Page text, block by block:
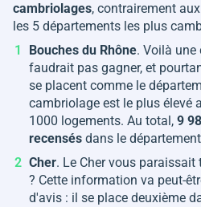
cambriolages, contrairement
les 5 départements les plus
Bouches du Rhône. Voilà
faudrait pas gagner, et
se placent comme le
cambriolage est le plus élevé
1000 logements. Au total, 9
recensés dans le
Cher. Le Cher vous
? Cette information va peut-
d'avis : il se place deuxième